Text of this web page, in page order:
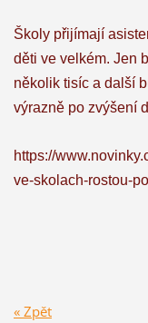
Školy přijímají
děti ve velkém. Jen
několik tisíc a další
výrazně po zvýšení
https://
ve-skolach-rostou-
« Zpět